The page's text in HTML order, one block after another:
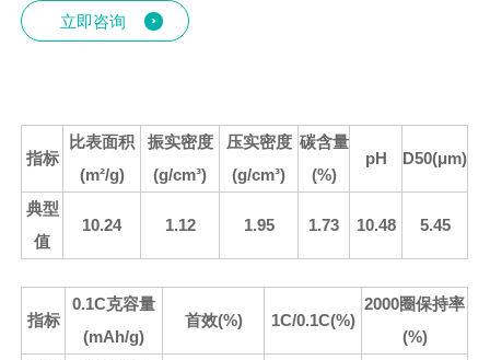
立即咨询
指标
比表面积
(m²/g)
振实密度
(g/cm³)
压实密度
(g/cm³)
碳含量
(%)
pH D50(μm)
典型
值
10.24 1.12 1.95 1.73 10.48 5.45
指标
0.1C克容量
(mAh/g)
首效(%) 1C/0.1C(%)
2000圈保持率
(%)